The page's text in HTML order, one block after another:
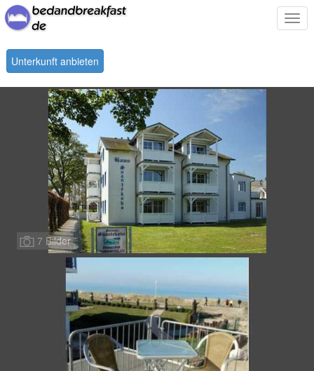
Unterkunft anbieten
7 Bilder